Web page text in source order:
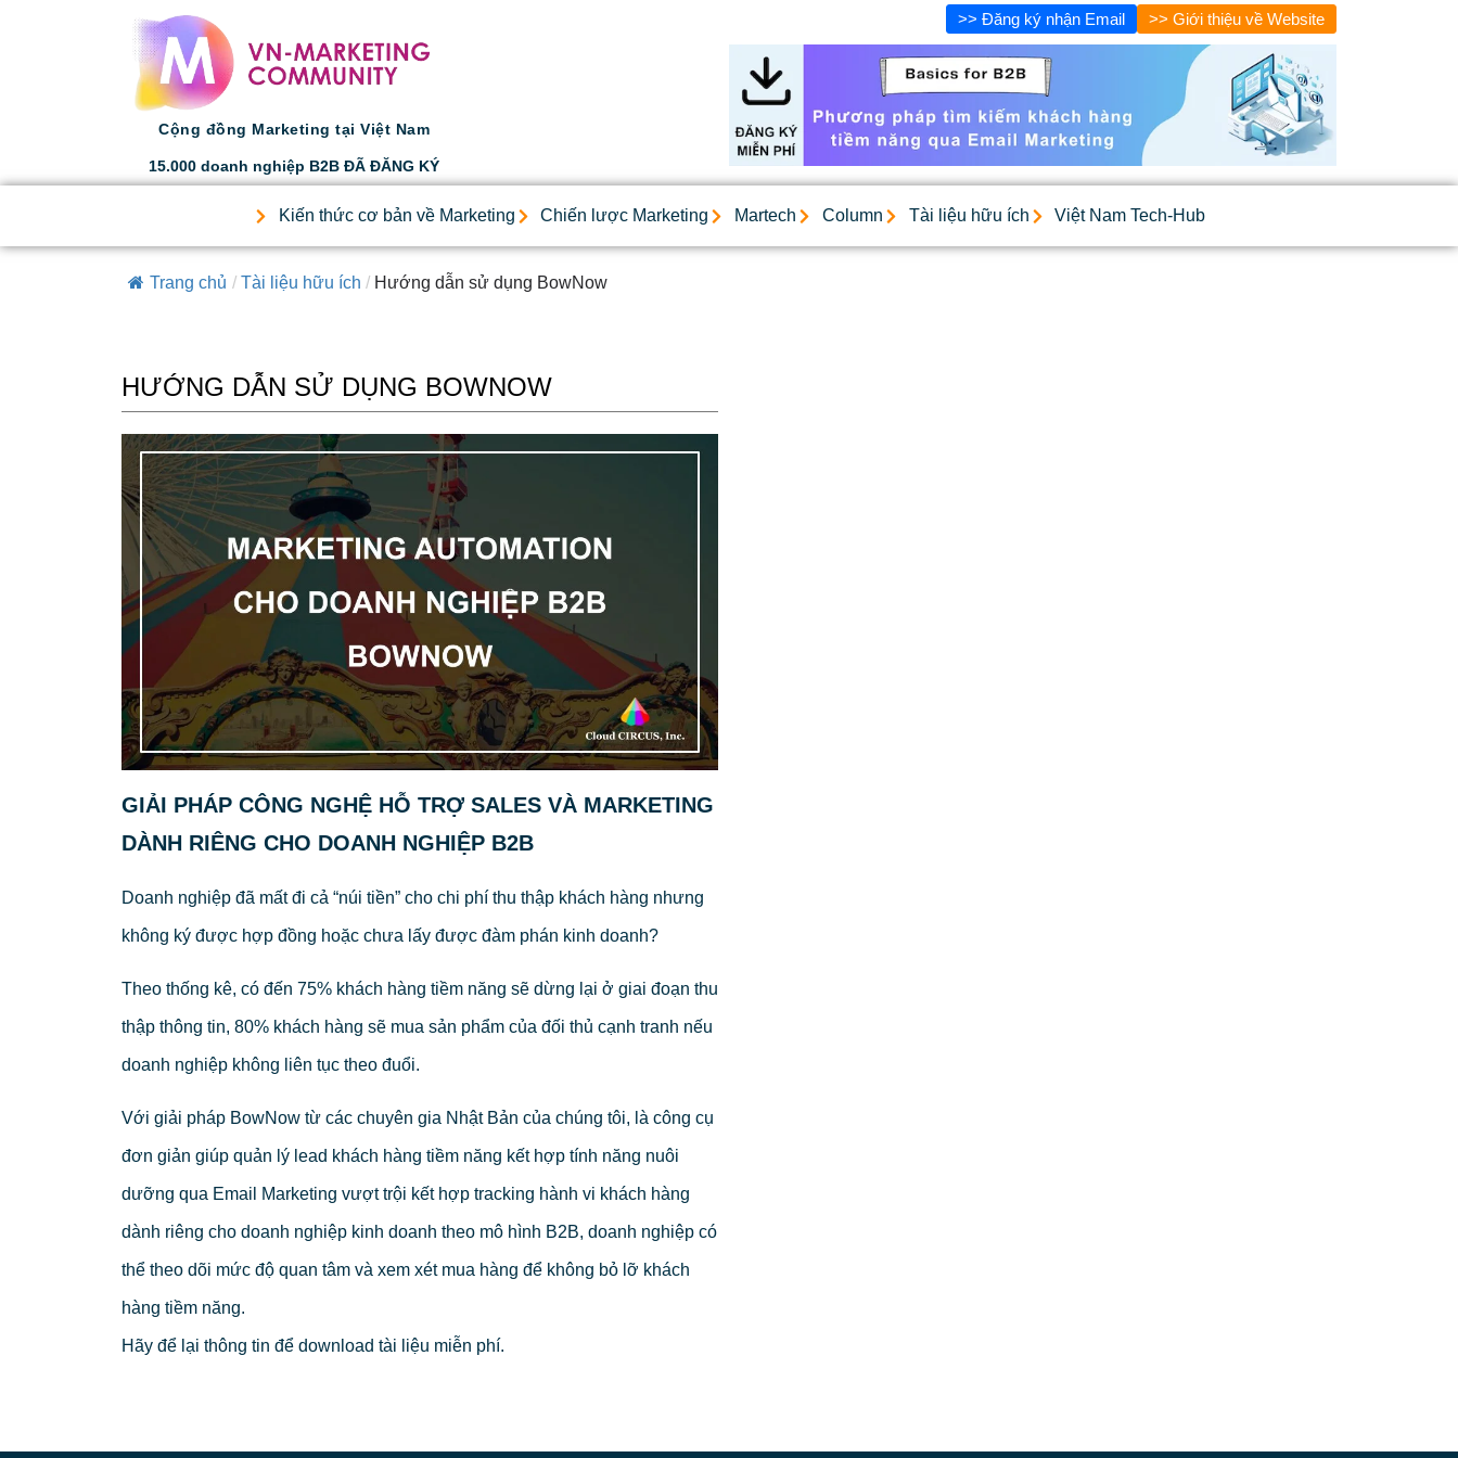
Cộng đồng Marketing tại Việt Nam
15.000 doanh nghiệp B2B ĐÃ ĐĂNG KÝ
>> Giới thiệu về Website
>> Đăng ký nhận Email
Kiến thức cơ bản về Marketing Chiến lược Marketing Martech Column Tài liệu hữu ích Việt Nam Tech-Hub
Trang chủ / Tài liệu hữu ích / Hướng dẫn sử dụng BowNow
HƯỚNG DẪN SỬ DỤNG BOWNOW
GIẢI PHÁP CÔNG NGHỆ HỖ TRỢ SALES VÀ MARKETING
DÀNH RIÊNG CHO DOANH NGHIỆP B2B
Doanh nghiệp đã mất đi cả “núi tiền” cho chi phí thu thập khách hàng nhưng
không ký được hợp đồng hoặc chưa lấy được đàm phán kinh doanh?
Theo thống kê, có đến 75% khách hàng tiềm năng sẽ dừng lại ở giai đoạn thu
thập thông tin, 80% khách hàng sẽ mua sản phẩm của đối thủ cạnh tranh nếu
doanh nghiệp không liên tục theo đuổi.
Với giải pháp BowNow từ các chuyên gia Nhật Bản của chúng tôi, là công cụ
đơn giản giúp quản lý lead khách hàng tiềm năng kết hợp tính năng nuôi
dưỡng qua Email Marketing vượt trội kết hợp tracking hành vi khách hàng
dành riêng cho doanh nghiệp kinh doanh theo mô hình B2B, doanh nghiệp có
thể theo dõi mức độ quan tâm và xem xét mua hàng để không bỏ lỡ khách
hàng tiềm năng.
Hãy để lại thông tin để download tài liệu miễn phí.